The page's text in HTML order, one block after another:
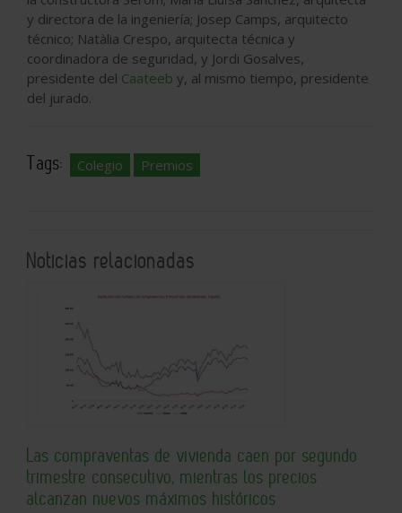
y directora de la ingeniería; Josep Camps, arquitecto
técnico; Natàlia Crespo, arquitecta técnica y
coordinadora de seguridad, y Jordi Gosalves,
presidente del Caateeb y, al mismo tiempo, presidente
del jurado.
Tags: Colegio Premios
Noticias relacionadas
Las compraventas de vivienda caen por segundo
trimestre consecutivo, mientras los precios
alcanzan nuevos máximos históricos